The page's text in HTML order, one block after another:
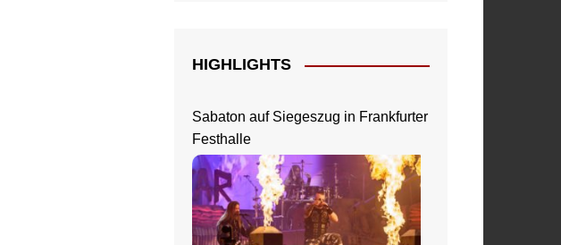
HIGHLIGHTS
Sabaton auf Siegeszug in Frankfurter
Festhalle